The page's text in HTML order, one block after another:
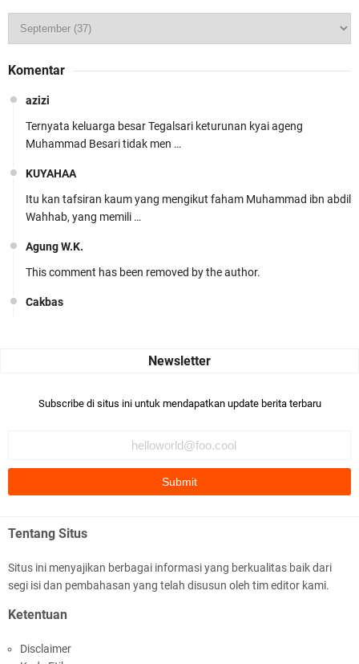
Komentar
azizi
Ternyata keluarga besar Tegalsari keturunan kyai ageng
Muhammad Besari tidak men …
KUYAHAA
Itu kan tafsiran kaum yang mengikut faham Muhammad ibn abdil
Wahhab, yang memili …
Agung W.K.
This comment has been removed by the author.
Cakbas
Bismillaah semoga pembuat artikel Alloh berikan pemahaman yg
Ada sejumlah pertanyaan kepada Anda dan jawablah dengan
mengikuti ust. K …
Anonymous
Subscribe di situs ini untuk mendapatkan update berita terbaru
Tentang Situs
Situs ini menyajikan berbagai informasi yang berkualitas baik dari
segi isi dan pembahasan yang telah disusun oleh tim editor kami.
Ketentuan
Disclaimer